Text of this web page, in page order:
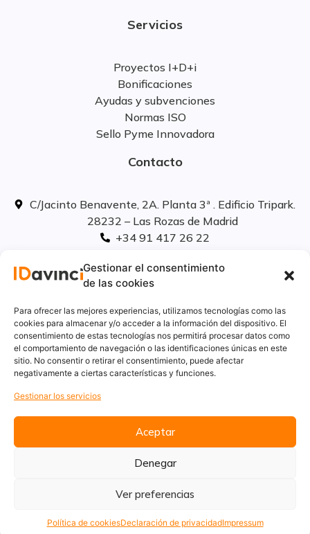
Gestionar el consentimiento
de las cookies
Para ofrecer las mejores experiencias, utilizamos tecnologías como las
cookies para almacenar y/o acceder a la información del dispositivo. El
consentimiento de estas tecnologías nos permitirá procesar datos como
el comportamiento de navegación o las identificaciones únicas en este
sitio. No consentir o retirar el consentimiento, puede afectar
negativamente a ciertas características y funciones.
Gestionar los servicios
Aceptar
Denegar
Ver preferencias
Política de cookiesDeclaración de privacidadImpressum
Servicios
Proyectos I+D+i
Bonificaciones
Ayudas y subvenciones
Normas ISO
Sello Pyme Innovadora
Contacto
C/Jacinto Benavente, 2A. Planta 3ª . Edificio Tripark.
28232 – Las Rozas de Madrid
+34 91 417 26 22
linkedIn
Aviso Legal
Privacidad
Cookies